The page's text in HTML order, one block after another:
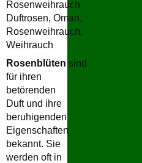
Rosenblüten sind
für ihren
betörenden
Duft und ihre
beruhigenden
Eigenschaften
bekannt. Sie
werden oft in